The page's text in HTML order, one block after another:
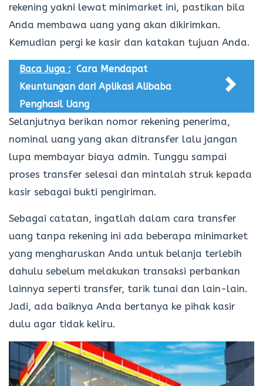
rekening yakni lewat minimarket ini, pastikan bila
Anda membawa uang yang akan dikirimkan.
Kemudian pergi ke kasir dan katakan tujuan Anda.
Baca Juga : Cara Mendapat
Keuntungan dari Aplikasi Alibaba
Penghasil Uang
Selanjutnya berikan nomor rekening penerima,
nominal uang yang akan ditransfer lalu jangan
lupa membayar biaya admin. Tunggu sampai
proses transfer selesai dan mintalah struk kepada
kasir sebagai bukti pengiriman.
Sebagai catatan, ingatlah dalam cara transfer
uang tanpa rekening ini ada beberapa minimarket
yang mengharuskan Anda untuk belanja terlebih
dahulu sebelum melakukan transaksi perbankan
lainnya seperti transfer, tarik tunai dan lain-lain.
Jadi, ada baiknya Anda bertanya ke pihak kasir
dulu agar tidak keliru.